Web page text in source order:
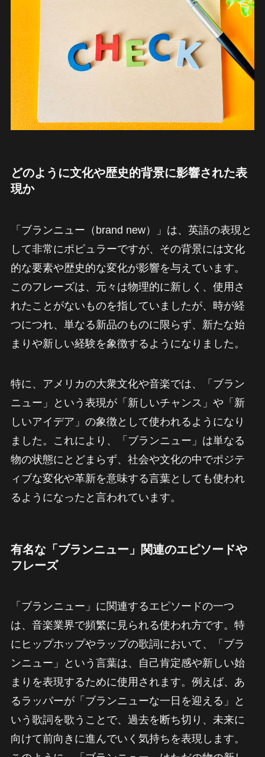
どのように文化や歴史的背景に影響された表
現か
「ブランニュー（brand new）」は、英語の表現と
して非常にポピュラーですが、その背景には文化
的な要素や歴史的な変化が影響を与えています。
このフレーズは、元々は物理的に新しく、使用さ
れたことがないものを指していましたが、時が経
つにつれ、単なる新品のものに限らず、新たな始
まりや新しい経験を象徴するようになりました。
特に、アメリカの大衆文化や音楽では、「ブラン
ニュー」という表現が「新しいチャンス」や「新
しいアイデア」の象徴として使われるようになり
ました。これにより、「ブランニュー」は単なる
物の状態にとどまらず、社会や文化の中でポジテ
ィブな変化や革新を意味する言葉としても使われ
るようになったと言われています。
有名な「ブランニュー」関連のエピソードや
フレーズ
「ブランニュー」に関連するエピソードの一つ
は、音楽業界で頻繁に見られる使われ方です。特
にヒップホップやラップの歌詞において、「ブラ
ンニュー」という言葉は、自己肯定感や新しい始
まりを表現するために使用されます。例えば、あ
るラッパーが「ブランニューな一日を迎える」と
いう歌詞を歌うことで、過去を断ち切り、未来に
向けて前向きに進んでいく気持ちを表現します。